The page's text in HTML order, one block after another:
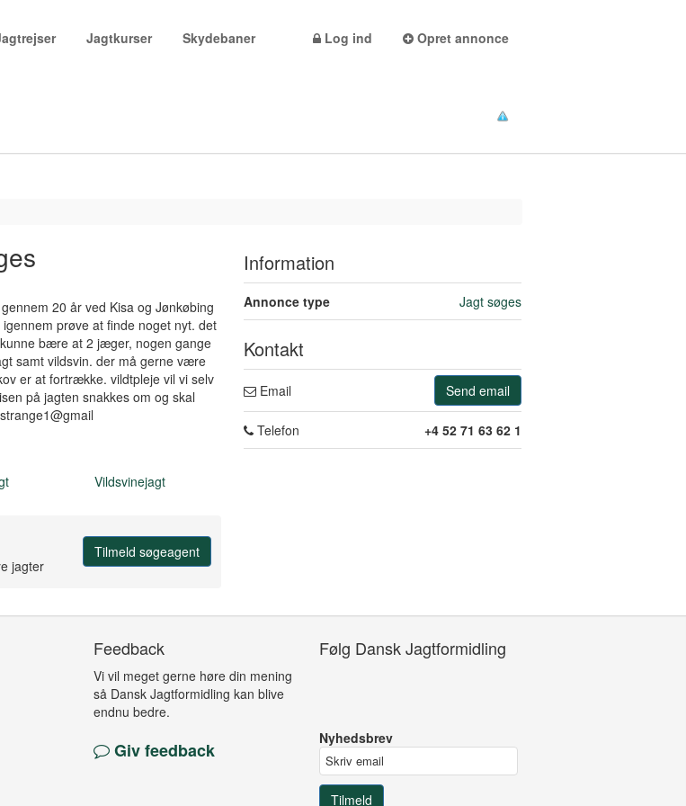
Jagtkurser Skydebaner Log ind Opret annonce
20 år ved Kisa og Jønkøbing
prøve at finde noget nyt. det
bære at 2 jæger, nogen gange
samt vildsvin. der må gerne være
er at fortrække. vildtpleje vil vi selv
på jagten snakkes om og skal
Vildsvinejagt
jagter
Tilmeld søgeagent
Information
Annonce type Jagt søges
Kontakt
Email Send email
Telefon +4 52 71 63 62 1
Feedback
Vi vil meget gerne høre din mening
så Dansk Jagtformidling kan blive
endnu bedre.
Giv feedback
Følg Dansk Jagtformidling
Nyhedsbrev